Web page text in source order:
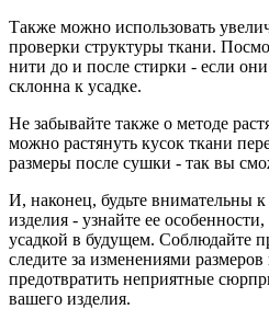
Также можно использовать
проверки структуры ткани.
нити до и после стирки - если
склонна к усадке.
Не забывайте также о методе
можно растянуть кусок ткани
размеры после сушки - так вы
И, наконец, будьте внимательны
изделия - узнайте ее
усадкой в будущем. Соблюдайте
следите за изменениями
предотвратить неприятные
вашего изделия.